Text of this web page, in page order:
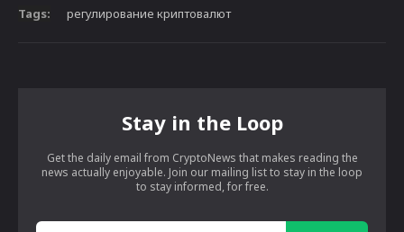
Tags: регулирование криптовалют
Stay in the Loop
Get the daily email from CryptoNews that makes reading the
news actually enjoyable. Join our mailing list to stay in the loop
to stay informed, for free.